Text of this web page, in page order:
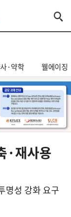
·약학 웰에이징
·재사용
명성 강화 요구